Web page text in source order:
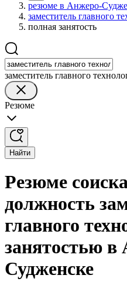
резюме в Анжеро-
заместитель главного
полная занятость
заместитель главного
Резюме
Найти
Резюме
должность
главного
занятостью в
Судженске